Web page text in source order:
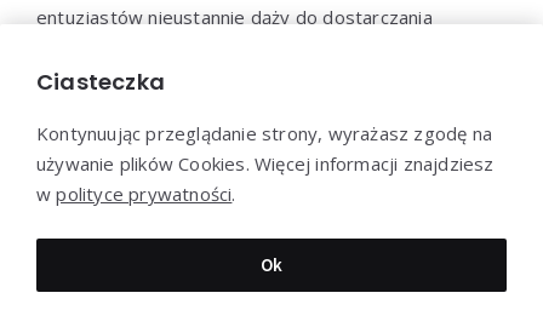
entuzjastów nieustannie dąży do dostarczania
poszerzyć horyzonty i efektywnie wykorzystać
Dziękujemy za wizytę - Praktyczna-wiedza.pl © 2022
Ciasteczka
Kontynuując przeglądanie strony, wyrażasz zgodę na
używanie plików Cookies. Więcej informacji znajdziesz
wpolityce prywatności.
Ok